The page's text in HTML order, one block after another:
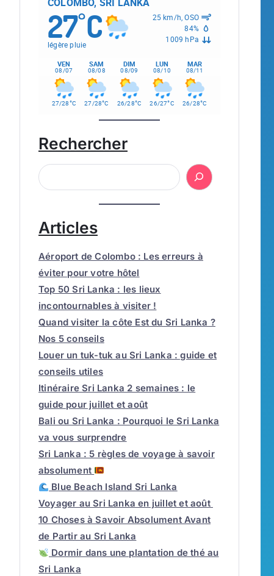
27°C
légère pluie
25 km/h, OSO
84%
1009 hPa
VEN
08/07
SAM
08/08
DIM
08/09
LUN
08/10
MAR
08/11
27/28°C 27/28°C 26/28°C 26/27°C 26/28°C
Rechercher
Articles
Aéroport de Colombo : Les erreurs à
éviter pour votre hôtel
Top 50 Sri Lanka : les lieux
incontournables à visiter !
Quand visiter la côte Est du Sri Lanka ?
Nos 5 conseils
Louer un tuk-tuk au Sri Lanka : guide et
conseils utiles
Itinéraire Sri Lanka 2 semaines : le
guide pour juillet et août
Bali ou Sri Lanka : Pourquoi le Sri Lanka
va vous surprendre
Sri Lanka : 5 règles de voyage à savoir
absolument
Blue Beach Island Sri Lanka
Voyager au Sri Lanka en juillet et août
10 Choses à Savoir Absolument Avant
de Partir au Sri Lanka
Dormir dans une plantation de thé au
Sri Lanka